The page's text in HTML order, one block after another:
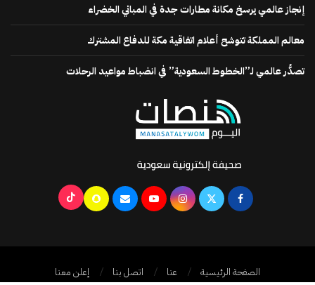
إنجاز عالمي يرسخ مكانة مطارات جدة في المباني الخضراء
معالم المملكة تتوشح أعلام اتفاقية مكة للدفاع المشترك
تصدُّر عالمي لـ”الخطوط السعودية” في انضباط مواعيد الرحلات
الصفحة الرئيسية عنا اتصل بنا إعلن معنا